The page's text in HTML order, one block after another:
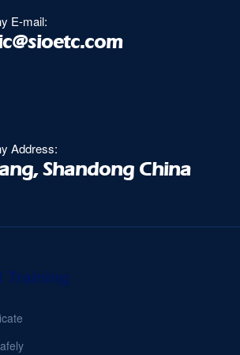
E-mail:
Address:
Shandong China
Training